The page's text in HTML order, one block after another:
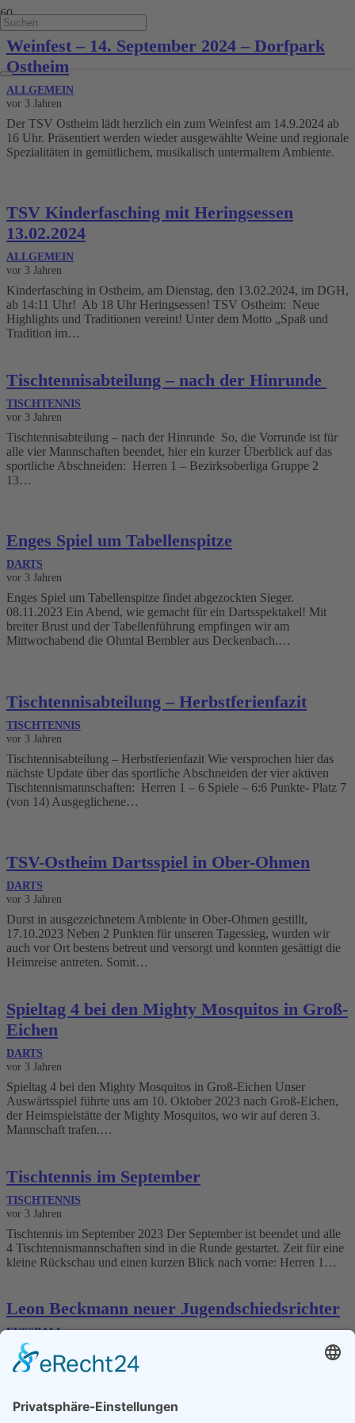
Weinfest – 14. September 2024 – Dorfpark
Ostheim
ALLGEMEIN
vor 3 Jahren
Der TSV Ostheim lädt herzlich ein zum Weinfest am 14.9.2024 ab
16 Uhr. Präsentiert werden wieder ausgewählte Weine und regionale
Spezialitäten in gemütlichem, musikalisch untermaltem Ambiente.
TSV Kinderfasching mit Heringsessen
13.02.2024
ALLGEMEIN
vor 3 Jahren
Kinderfasching in Ostheim, am Dienstag, den 13.02.2024, im DGH,
ab 14:11 Uhr! Ab 18 Uhr Heringsessen! TSV Ostheim: Neue
Highlights und Traditionen vereint! Unter dem Motto „Spaß und
Tradition im…
Tischtennisabteilung – nach der Hinrunde
TISCHTENNIS
vor 3 Jahren
Tischtennisabteilung – nach der Hinrunde So, die Vorrunde ist für
alle vier Mannschaften beendet, hier ein kurzer Überblick auf das
sportliche Abschneiden: Herren 1 – Bezirksoberliga Gruppe 2
13…
Enges Spiel um Tabellenspitze
DARTS
vor 3 Jahren
Enges Spiel um Tabellenspitze findet abgezockten Sieger.
08.11.2023 Ein Abend, wie gemacht für ein Dartsspektakel! Mit
breiter Brust und der Tabellenführung empfingen wir am
Mittwochabend die Ohmtal Bembler aus Deckenbach.…
Tischtennisabteilung – Herbstferienfazit
TISCHTENNIS
vor 3 Jahren
Tischtennisabteilung – Herbstferienfazit Wie versprochen hier das
nächste Update über das sportliche Abschneiden der vier aktiven
Tischtennismannschaften: Herren 1 – 6 Spiele – 6:6 Punkte- Platz 7
(von 14) Ausgeglichene…
TSV-Ostheim Dartsspiel in Ober-Ohmen
DARTS
vor 3 Jahren
Durst in ausgezeichnetem Ambiente in Ober-Ohmen gestillt,
17.10.2023 Neben 2 Punkten für unseren Tagessieg, wurden wir
auch vor Ort bestens betreut und versorgt und konnten gesättigt die
Heimreise antreten. Somit…
Spieltag 4 bei den Mighty Mosquitos in Groß-
Eichen
DARTS
vor 3 Jahren
Spieltag 4 bei den Mighty Mosquitos in Groß-Eichen Unser
Auswärtsspiel führte uns am 10. Oktober 2023 nach Groß-Eichen,
der Heimspielstätte der Mighty Mosquitos, wo wir auf deren 3.
Mannschaft trafen.…
Tischtennis im September
TISCHTENNIS
vor 3 Jahren
Tischtennis im September 2023 Der September ist beendet und alle
4 Tischtennismannschaften sind in die Runde gestartet. Zeit für eine
kleine Rückschau und einen kurzen Blick nach vorne: Herren 1…
Leon Beckmann neuer Jugendschiedsrichter
FUSSBALL
vor 3 Jahren
Leon Beckmann neuer Jugendschiedsrichter Unser aktiver C-
Schiedsrichter für den TSV Ostheim. Der Vorstand gratuliert Leon